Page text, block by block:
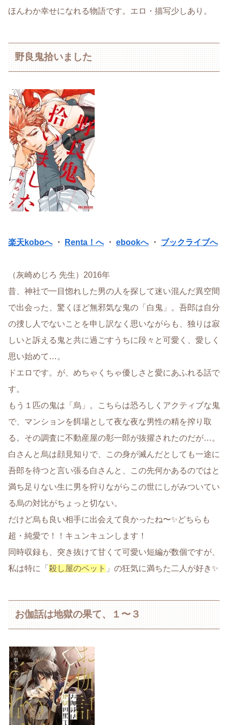
ほんわか幸せになれる物語です。エロ・描写少しあり。
野良鬼拾いました
楽天koboへ・ Renta！へ・ ebookへ・ ブックライブへ
（灰崎めじろ 先生）2016年
昔、神社で一目惚れした男の人を探して迷い混んだ異空間
で出会った、驚くほど無邪気な鬼の「白鬼」。吾郎は自分
の捜し人でないことを申し訳なく思いながらも、独りは寂
しいと訴える鬼と共に過ごすうちに段々と可愛く、愛しく
思い始めて…。
ドエロです。が、めちゃくちゃ優しさと愛にあふれる話で
す。
もう１匹の鬼は「烏」。こちらは恐ろしくアクティブな鬼
で、マンションを餌場として夜な夜な男性の精を搾り取
る。その調査に不動産屋の彰一郎が抜擢されたのだが…。
白さんと烏は顔見知りで、この身が滅んだとしても一途に
吾郎を待つと言い張る白さんと、この先何かあるのではと
満ち足りない生に男を狩りながらこの世にしがみついてい
る烏の対比がちょっと切ない。
だけど烏も良い相手に出会えて良かったね〜✨どちらも
超・純愛で！！キュンキュンします！
同時収録も、突き抜けて甘くて可愛い短編が数個ですが、
私は特に「 殺し屋のペット 」の狂気に満ちた二人が好き✨
お伽話は地獄の果て、１〜３